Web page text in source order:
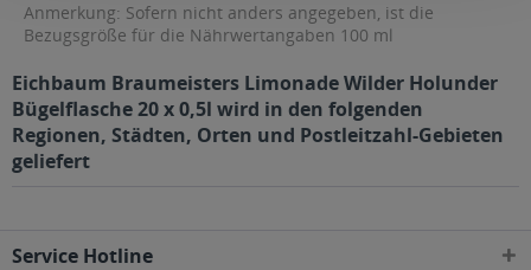
Anmerkung: Sofern nicht anders angegeben, ist die
Bezugsgröße für die Nährwertangaben 100 ml
Eichbaum Braumeisters Limonade Wilder Holunder
Bügelflasche 20 x 0,5l wird in den folgenden
Regionen, Städten, Orten und Postleitzahl-Gebieten
geliefert
Service Hotline